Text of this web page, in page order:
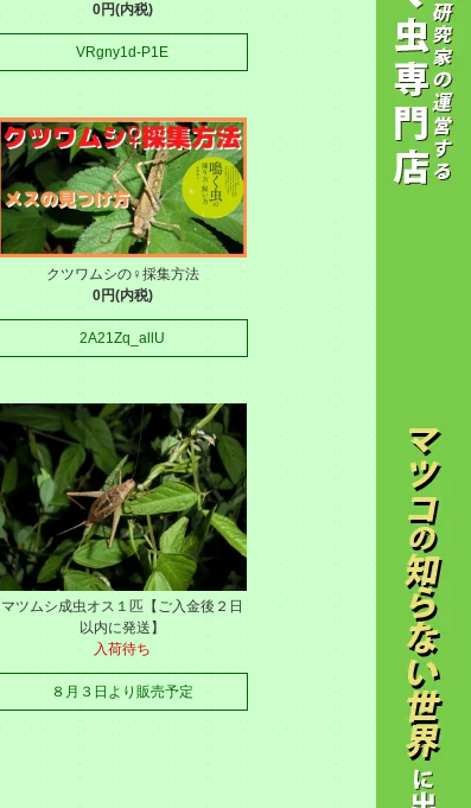
0円(内税)
VRgny1d-P1E
クツワムシの♀採集方法
0円(内税)
2A21Zq_allU
マツムシ成虫オス１匹【ご入金後２日
以内に発送】
入荷待ち
８月３日より販売予定